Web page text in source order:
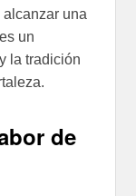
una
un
la tradición
de